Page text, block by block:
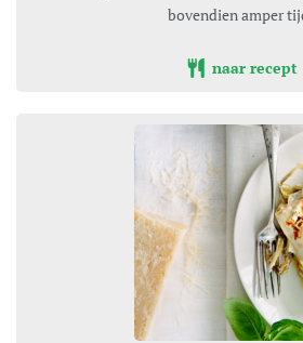
bovendien amper
naar recept